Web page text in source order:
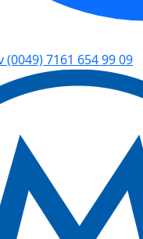
(0049) 7161 654 99 09